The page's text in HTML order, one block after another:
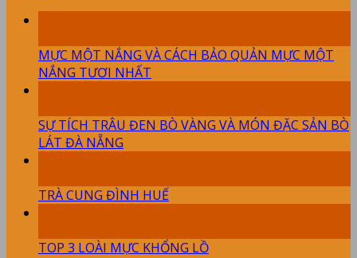
MỰC MỘT NẮNG VÀ CÁCH BẢO QUẢN MỰC MỘT
NẮNG TƯƠI NHẤT
SỰ TÍCH TRÂU ĐEN BÒ VÀNG VÀ MÓN ĐẶC SẢN BÒ
LÁT ĐÀ NẴNG
TRÀ CUNG ĐÌNH HUẾ
TOP 3 LOÀI MỰC KHỔNG LỒ